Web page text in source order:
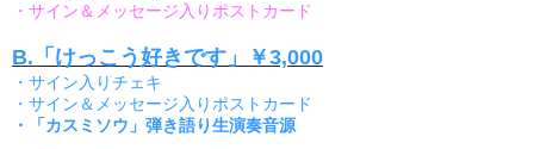
・サイン＆メッセージ入りポストカード
B.「けっこう好きです」￥3,000
・サイン入りチェキ
・サイン＆メッセージ入りポストカード
・「カスミソウ」弾き語り生演奏音源